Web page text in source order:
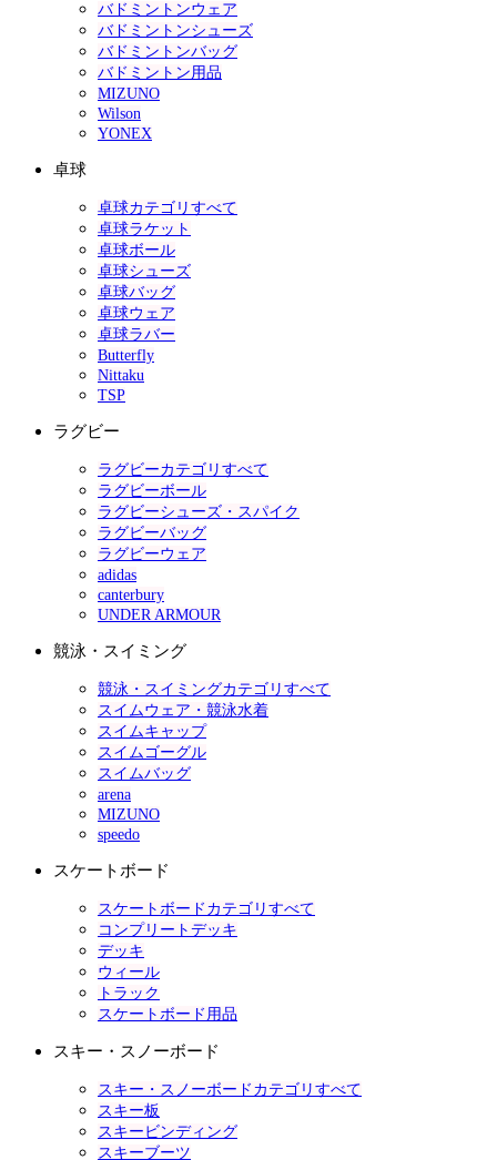
バドミントンウェア
バドミントンシューズ
バドミントンバッグ
バドミントン用品
MIZUNO
Wilson
YONEX
卓球
卓球カテゴリすべて
卓球ラケット
卓球ボール
卓球シューズ
卓球バッグ
卓球ウェア
卓球ラバー
Butterfly
Nittaku
TSP
ラグビー
ラグビーカテゴリすべて
ラグビーボール
ラグビーシューズ・スパイク
ラグビーバッグ
ラグビーウェア
adidas
canterbury
UNDER ARMOUR
競泳・スイミング
競泳・スイミングカテゴリすべて
スイムウェア・競泳水着
スイムキャップ
スイムゴーグル
スイムバッグ
arena
MIZUNO
speedo
スケートボード
スケートボードカテゴリすべて
コンプリートデッキ
デッキ
ウィール
トラック
スケートボード用品
スキー・スノーボード
スキー・スノーボードカテゴリすべて
スキー板
スキービンディング
スキーブーツ